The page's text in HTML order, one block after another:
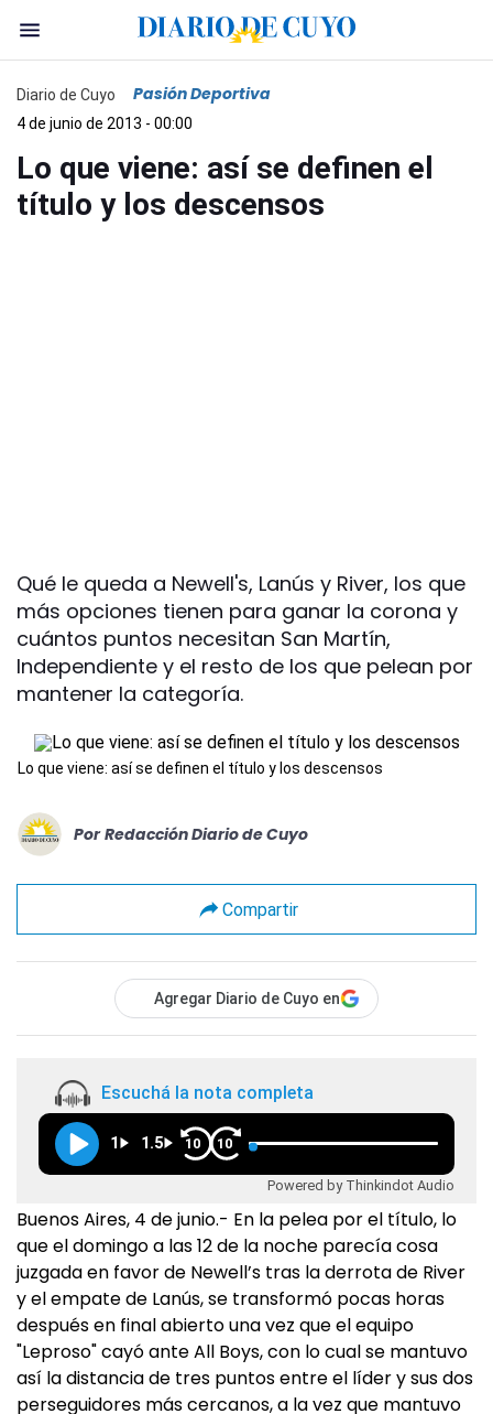
Diario de Cuyo Pasión Deportiva
4 de junio de 2013 - 00:00
Lo que viene: así se definen el
título y los descensos
Qué le queda a Newell's, Lanús y River, los que
más opciones tienen para ganar la corona y
cuántos puntos necesitan San Martín,
Independiente y el resto de los que pelean por
mantener la categoría.
Lo que viene: así se definen el título y los descensos
Por Redacción Diario de Cuyo
Compartir
Agregar Diario de Cuyo en
Escuchá la nota completa
1 1.5 10 10
Powered by Thinkindot Audio
Buenos Aires, 4 de junio.- En la pelea por el título, lo
que el domingo a las 12 de la noche parecía cosa
juzgada en favor de Newell’s tras la derrota de River
y el empate de Lanús, se transformó pocas horas
después en final abierto una vez que el equipo
"Leproso" cayó ante All Boys, con lo cual se mantuvo
así la distancia de tres puntos entre el líder y sus dos
perseguidores más cercanos, a la vez que mantuvo